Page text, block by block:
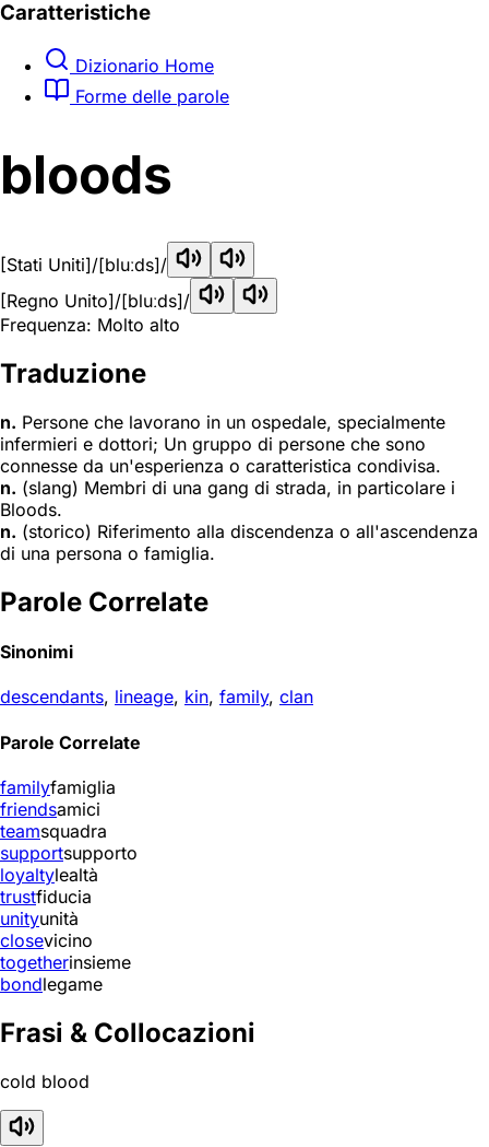
Caratteristiche
Dizionario Home
Forme delle parole
bloods
[Stati Uniti]/[bluːds]/
[Regno Unito]/[bluːds]/
Frequenza: Molto alto
Traduzione
n. Persone che lavorano in un ospedale, specialmente
infermieri e dottori; Un gruppo di persone che sono
connesse da un'esperienza o caratteristica condivisa.
n. (slang) Membri di una gang di strada, in particolare i
Bloods.
n. (storico) Riferimento alla discendenza o all'ascendenza
di una persona o famiglia.
Parole Correlate
Sinonimi
descendants, lineage, kin, family, clan
Parole Correlate
familyfamiglia
friendsamici
teamsquadra
supportsupporto
loyaltylealtà
trustfiducia
unityunità
closevicino
togetherinsieme
bondlegame
Frasi & Collocazioni
cold blood